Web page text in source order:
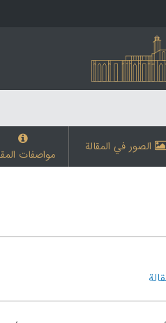
الصور في المقالة مواصفات